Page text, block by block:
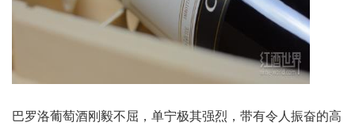
巴罗洛葡萄酒刚毅不屈，单宁极其强烈，带有令人振奋的高